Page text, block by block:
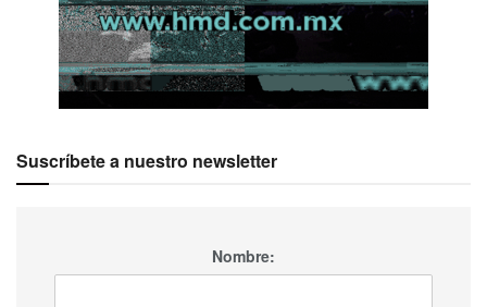
Suscríbete a nuestro newsletter
Nombre: